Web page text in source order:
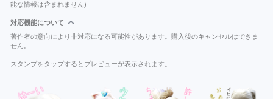
能な情報は含まれません)
対応機能について
著作者の意向により非対応になる可能性があります。購入後のキャンセルはできま
せん。
スタンプをタップするとプレビューが表示されます。